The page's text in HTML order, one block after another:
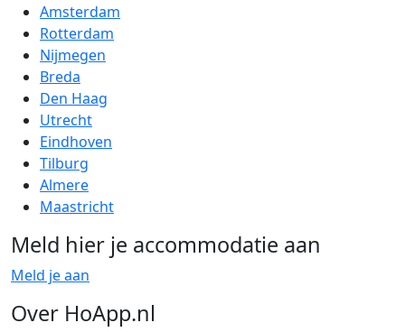
Amsterdam
Rotterdam
Nijmegen
Breda
Den Haag
Utrecht
Eindhoven
Tilburg
Almere
Maastricht
Meld hier je accommodatie aan
Meld je aan
Over HoApp.nl